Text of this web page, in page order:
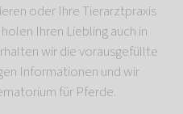
oder Ihre Tierarztpraxis
Ihren Liebling auch in
wir die vorausgefüllte
Informationen und wir
für Pferde.